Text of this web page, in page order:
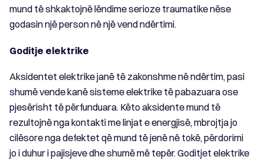
mund të shkaktojnë lëndime serioze traumatike nëse
godasin një person në një vend ndërtimi.
Goditje elektrike
Aksidentet elektrike janë të zakonshme në ndërtim, pasi
shumë vende kanë sisteme elektrike të pabazuara ose
pjesërisht të përfunduara. Këto aksidente mund të
rezultojnë nga kontakti me linjat e energjisë, mbrojtja jo
cilësore nga defektet që mund të jenë në tokë, përdorimi
jo i duhur i pajisjeve dhe shumë më tepër. Goditjet elektrike